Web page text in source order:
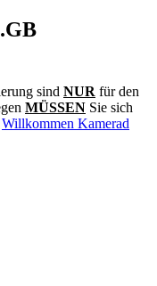
sind NUR für den
MÜSSEN Sie sich
Willkommen Kamerad